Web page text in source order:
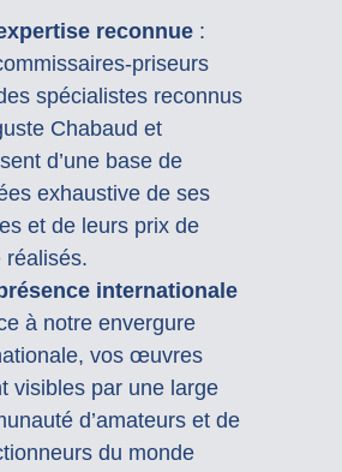
reconnue:
priseurs
spécialistes reconnus
Chabaud et
d’une base de
exhaustive de ses
et de leurs prix de
réalisés.
internationale
à notre envergure
vos œuvres
visibles par une large
d’amateurs et de
du monde